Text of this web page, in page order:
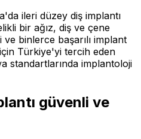
ileri düzey diş implantı
bir ağız, diş ve çene
ve binlerce başarılı implant
Türkiye'yi tercih eden
standartlarında implantoloji
güvenli ve